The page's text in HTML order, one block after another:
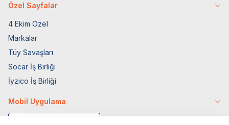
Özel Sayfalar
4 Ekim Özel
Markalar
Tüy Savaşları
Socar İş Birliği
İyzico İş Birliği
Mobil Uygulama